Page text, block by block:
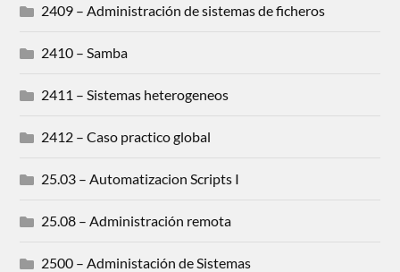
2409 – Administración de sistemas de ficheros
2410 – Samba
2411 – Sistemas heterogeneos
2412 – Caso practico global
25.03 – Automatizacion Scripts I
25.08 – Administración remota
2500 – Administación de Sistemas